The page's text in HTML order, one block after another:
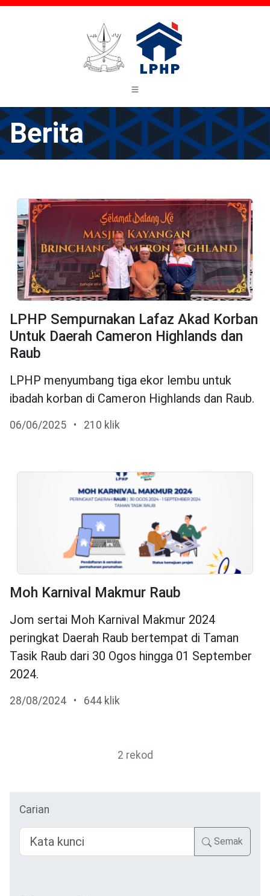
Berita
LPHP Sempurnakan Lafaz Akad Korban
Untuk Daerah Cameron Highlands dan
Raub
LPHP menyumbang tiga ekor lembu untuk
ibadah korban di Cameron Highlands dan Raub.
06/06/2025 • 210 klik
Moh Karnival Makmur Raub
Jom sertai Moh Karnival Makmur 2024
peringkat Daerah Raub bertempat di Taman
Tasik Raub dari 30 Ogos hingga 01 September
2024.
28/08/2024 • 644 klik
2 rekod
Carian
Semak